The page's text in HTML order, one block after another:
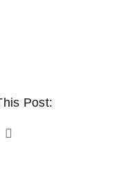
Post: